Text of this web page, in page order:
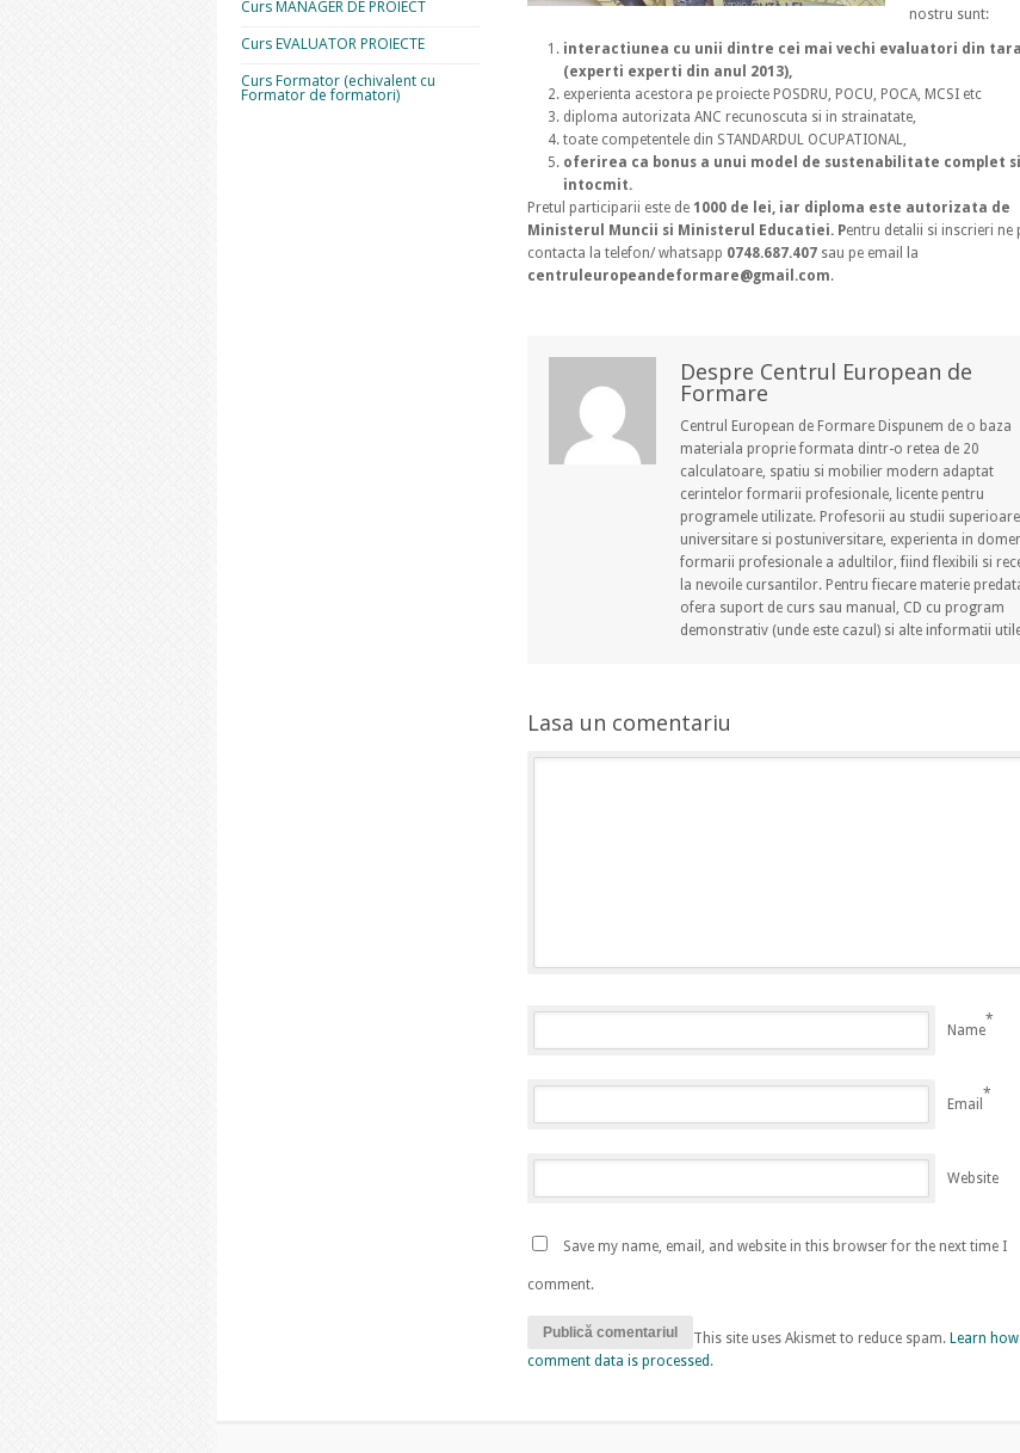
nostru sunt:
interactiunea cu unii dintre cei mai vechi evaluatori din tara
(experti experti din anul 2013),
experienta acestora pe proiecte POSDRU, POCU, POCA, MCSI etc
diploma autorizata ANC recunoscuta si in strainatate,
toate competentele din STANDARDUL OCUPATIONAL,
oferirea ca bonus a unui model de sustenabilitate complet
intocmit.
Pretul participarii este de 1000 de lei, iar diploma este autorizata de
Ministerul Muncii si Ministerul Educatiei. Pentru detalii si inscrieri ne
contacta la telefon/ whatsapp 0748.687.407 sau pe email la
centruleuropeandeformare@gmail.com.
Despre Centrul European de
Formare
Centrul European de Formare Dispunem de o baza
materiala proprie formata dintr-o retea de 20
calculatoare, spatiu si mobilier modern adaptat
cerintelor formarii profesionale, licente pentru
programele utilizate. Profesorii au studii superioare
universitare si postuniversitare, experienta in
formarii profesionale a adultilor, fiind flexibili si
la nevoile cursantilor. Pentru fiecare materie
ofera suport de curs sau manual, CD cu program
demonstrativ (unde este cazul) si alte informatii
Lasa un comentariu
Name
*
Email
*
Website
Save my name, email, and website in this browser for the next time I
comment.
This site uses Akismet to reduce spam. Learn
comment data is processed .
Curs MANAGER DE PROIECT
Curs EVALUATOR PROIECTE
Curs Formator (echivalent cu
Formator de formatori)